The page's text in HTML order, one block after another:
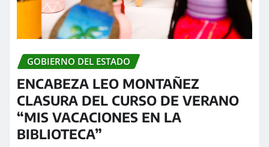
GOBIERNO DEL ESTADO
ENCABEZA LEO MONTAÑEZ
CLASURA DEL CURSO DE VERANO
“MIS VACACIONES EN LA
BIBLIOTECA”